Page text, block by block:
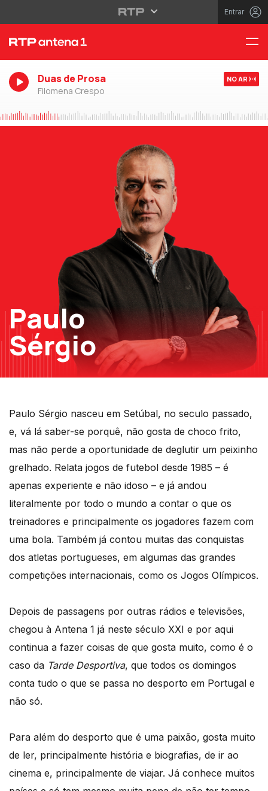
Entrar
Duas de Prosa
Filomena Crespo
NO AR
Paulo
Sérgio
Paulo Sérgio nasceu em Setúbal, no seculo passado,
e, vá lá saber-se porquê, não gosta de choco frito,
mas não perde a oportunidade de deglutir um peixinho
grelhado. Relata jogos de futebol desde 1985 – é
apenas experiente e não idoso – e já andou
literalmente por todo o mundo a contar o que os
treinadores e principalmente os jogadores fazem com
uma bola. Também já contou muitas das conquistas
dos atletas portugueses, em algumas das grandes
competições internacionais, como os Jogos Olímpicos.
Depois de passagens por outras rádios e televisões,
chegou à Antena 1 já neste século XXI e por aqui
continua a fazer coisas de que gosta muito, como é o
caso da Tarde Desportiva, que todos os domingos
conta tudo o que se passa no desporto em Portugal e
não só.
Para além do desporto que é uma paixão, gosta muito
de ler, principalmente história e biografias, de ir ao
cinema e, principalmente de viajar. Já conhece muitos